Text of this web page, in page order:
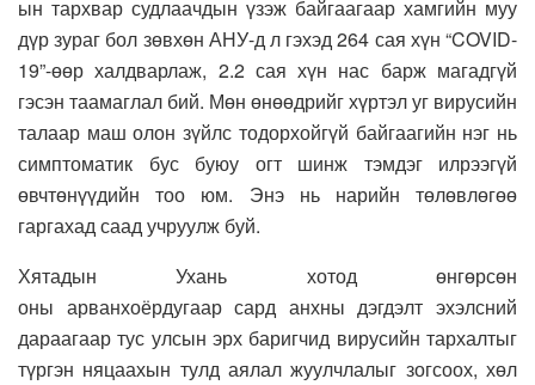
ын тархвар судлаачдын үзэж байгаагаар хамгийн муу
дүр зураг бол зөвхөн АНУ-д л гэхэд 264 сая хүн “COVID-
19”-өөр халдварлаж, 2.2 сая хүн нас барж магадгүй
гэсэн таамаглал бий. Мөн өнөөдрийг хүртэл уг вирусийн
талаар маш олон зүйлс тодорхойгүй байгаагийн нэг нь
симптоматик бус буюу огт шинж тэмдэг илрээгүй
өвчтөнүүдийн тоо юм. Энэ нь нарийн төлөвлөгөө
гаргахад саад учруулж буй.
Хятадын Ухань хотод өнгөрсөн
оны арванхоёрдугаар сард анхны дэгдэлт эхэлсний
дараагаар тус улсын эрх баригчид вирусийн тархалтыг
түргэн няцаахын тулд аялал жуулчлалыг зогсоох, хөл